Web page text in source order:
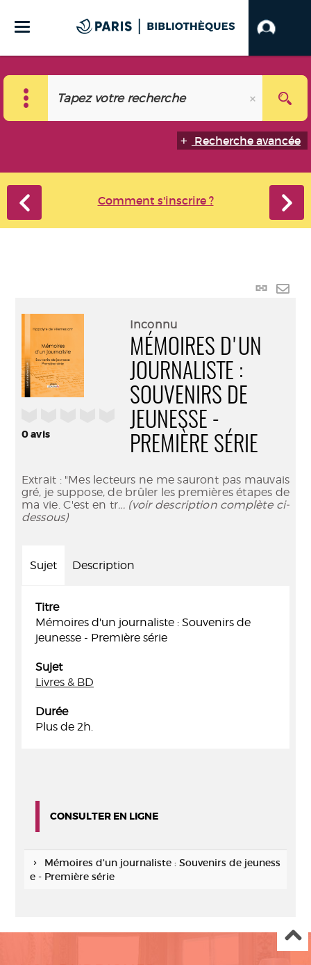
Recherche avancée
Comment s'inscrire ?
Lien
0avis
Inconnu
MÉMOIRES D'UN
JOURNALISTE :
SOUVENIRS DE
JEUNESSE -
PREMIÈRE SÉRIE
Extrait : "Mes lecteurs ne me sauront pas mauvais
gré, je suppose, de brûler les premières étapes de
ma vie. C'est en tr... (voir description complète ci-
dessous)
Sujet Description
Titre
Mémoires d'un journaliste : Souvenirs de
jeunesse - Première série
Sujet
Livres & BD
Durée
Plus de 2h.
CONSULTER EN LIGNE
Mémoires d'un journaliste : Souvenirs de jeuness
e - Première série